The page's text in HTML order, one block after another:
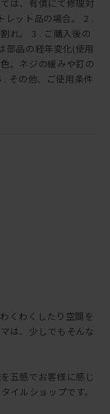
は、有償にて修理対
レット品の場合。 2 .
れ。 3 . ご購入後の
部品の経年変化(使用
。ネジの緩みや釘の
その他、ご使用条件
くわくしたり空間を
は、少しでもそんな
五感でお客様に感じ
イルショップです。